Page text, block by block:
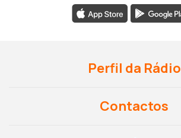
Perfil da Rádio
Contactos